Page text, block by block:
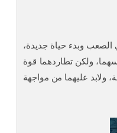
وبدء حياة جديدة،
ولكن تطاردهما قوة
ولابد عليهما من مواجهة